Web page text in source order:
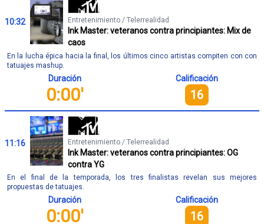
10:32 Entretenimiento / Telerrealidad
Ink Master: veteranos contra principiantes: Mix de
caos
En la lucha épica hacia la final, los últimos cinco artistas compiten con con
tatuajes mashup.
Duración
0:00'
Calificación
16
11:16 Entretenimiento / Telerrealidad
Ink Master: veteranos contra principiantes: OG
contra YG
En el final de la temporada, los tres finalistas revelan sus mejores
propuestas de tatuajes.
Duración
0:00'
Calificación
16